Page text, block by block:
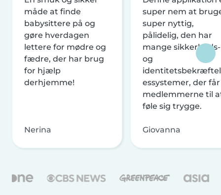
måde at finde
babysittere på og
gøre hverdagen
lettere for mødre og
fædre, der har brug
for hjælp
derhjemme!
Nerina
super nem at
super nyttig,
pålidelig, den har
mange sikkerheds-
og
essystemer, der får
medlemmerne til
føle sig trygge.
Giovanna